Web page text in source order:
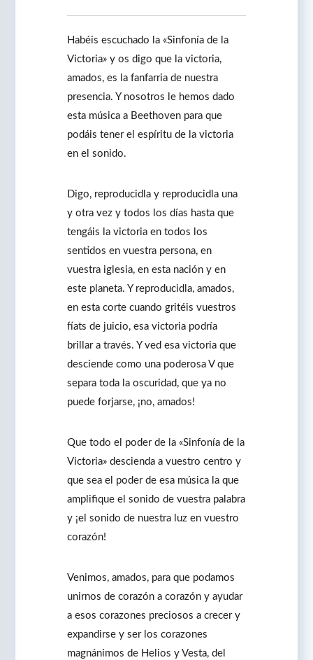
Habéis escuchado la «Sinfonía de la
Victoria» y os digo que la victoria,
amados, es la fanfarria de nuestra
presencia. Y nosotros le hemos dado
esta música a Beethoven para que
podáis tener el espíritu de la victoria
en el sonido.
Digo, reproducidla y reproducidla una
y otra vez y todos los días hasta que
tengáis la victoria en todos los
sentidos en vuestra persona, en
vuestra iglesia, en esta nación y en
este planeta. Y reproducidla, amados,
en esta corte cuando gritéis vuestros
fíats de juicio, esa victoria podría
brillar a través. Y ved esa victoria que
desciende como una poderosa V que
separa toda la oscuridad, que ya no
puede forjarse, ¡no, amados!
Que todo el poder de la «Sinfonía de la
Victoria» descienda a vuestro centro y
que sea el poder de esa música la que
amplifique el sonido de vuestra palabra
y ¡el sonido de nuestra luz en vuestro
corazón!
Venimos, amados, para que podamos
unirnos de corazón a corazón y ayudar
a esos corazones preciosos a crecer y
expandirse y ser los corazones
magnánimos de Helios y Vesta, del